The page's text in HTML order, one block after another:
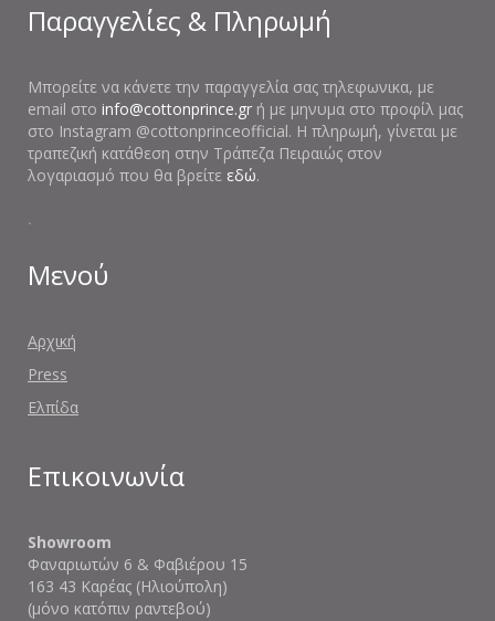
Παραγγελίες & Πληρωμή
Μπορείτε να κάνετε την παραγγελία σας τηλεφωνικα, με
email στο info@cottonprince.gr ή με μηνυμα στο προφίλ μας
στο Instagram @cottonprinceofficial. Η πληρωμή, γίνεται με
τραπεζική κατάθεση στην Τράπεζα Πειραιώς στον
λογαριασμό που θα βρείτε εδώ.
Μενού
Αρχική
Press
Ελπίδα
Επικοινωνία
Showroom
Φαναριωτών 6 & Φαβιέρου 15
163 43 Καρέας (Ηλιούπολη)
(μόνο κατόπιν ραντεβού)